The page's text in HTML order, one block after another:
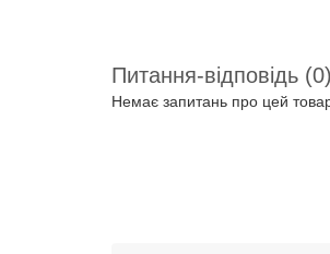
Питання-відповідь (0)
Немає запитань про цей